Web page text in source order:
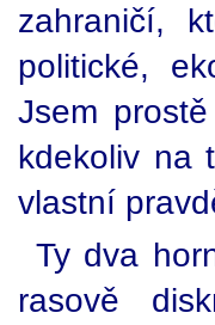
zahraničí,
politické,
Jsem
kdekoliv na
vlastní
Ty dva
rasově